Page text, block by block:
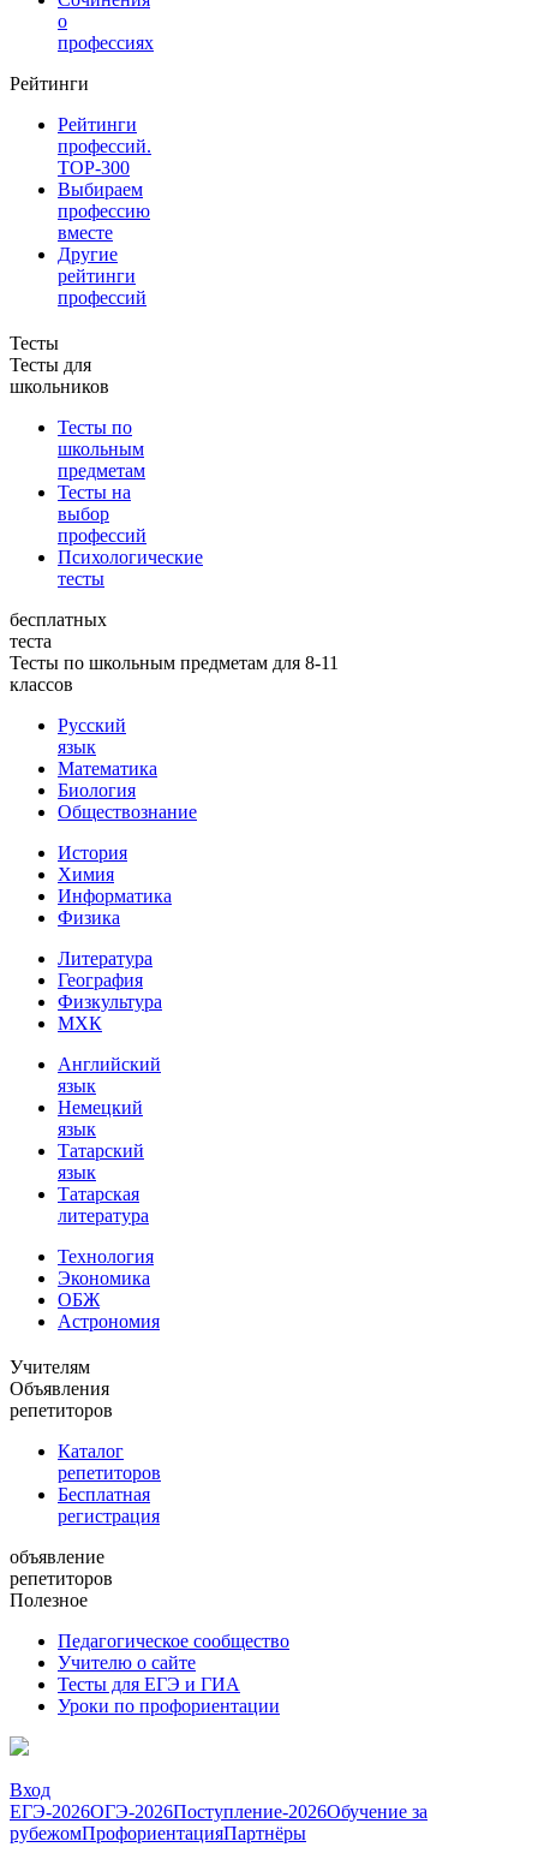
о
профессиях
Рейтинги
Рейтинги
профессий.
TOP-300
Выбираем
профессию
вместе
Другие
рейтинги
профессий
Тесты
Тесты для
школьников
Тесты по
школьным
предметам
Тесты на
выбор
профессий
Психологические
тесты
бесплатных
теста
Тесты по школьным предметам для 8-11
классов
Русский
язык
Математика
Биология
Обществознание
История
Химия
Информатика
Физика
Литература
География
Физкультура
МХК
Английский
язык
Немецкий
язык
Татарский
язык
Татарская
литература
Технология
Экономика
ОБЖ
Астрономия
Учителям
Объявления
репетиторов
Каталог
репетиторов
Бесплатная
регистрация
объявление
репетиторов
Полезное
Педагогическое сообщество
Учителю о сайте
Тесты для ЕГЭ и ГИА
Уроки по профориентации
Вход
ЕГЭ-2026ОГЭ-2026Поступление-2026Обучение за
рубежомПрофориентацияПартнёры